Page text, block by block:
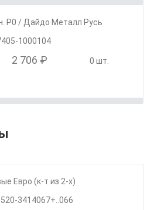
Р0 / Дайдо Металл Русь
1000104
2 706 ₽ 0 шт.
Евро (к-т из 2-х)
3414067+..066